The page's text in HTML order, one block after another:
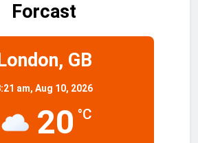
Forcast
London, GB
am, Aug 10, 2026
20 °C